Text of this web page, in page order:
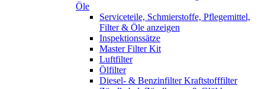
Öle
Serviceteile, Schmierstoffe, Pflegemittel,
Filter & Öle anzeigen
Inspektionssätze
Master Filter Kit
Luftfilter
Ölfilter
Diesel- & Benzinfilter Kraftstofffilter